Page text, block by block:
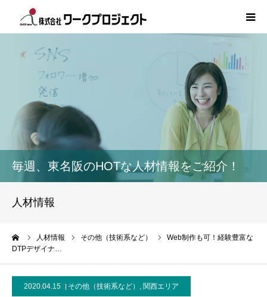
毎週、東名阪のHOTな人材情報をご紹介！
人材情報
人材情報 その他（技術系など）
Web制作も可！経験豊富な
DTPデザイナ…
2020.04.15 その他（技術系など） , 関西エリア
TOP
初めての方
サービス
活用事例
インタビュー
お問い合わせ